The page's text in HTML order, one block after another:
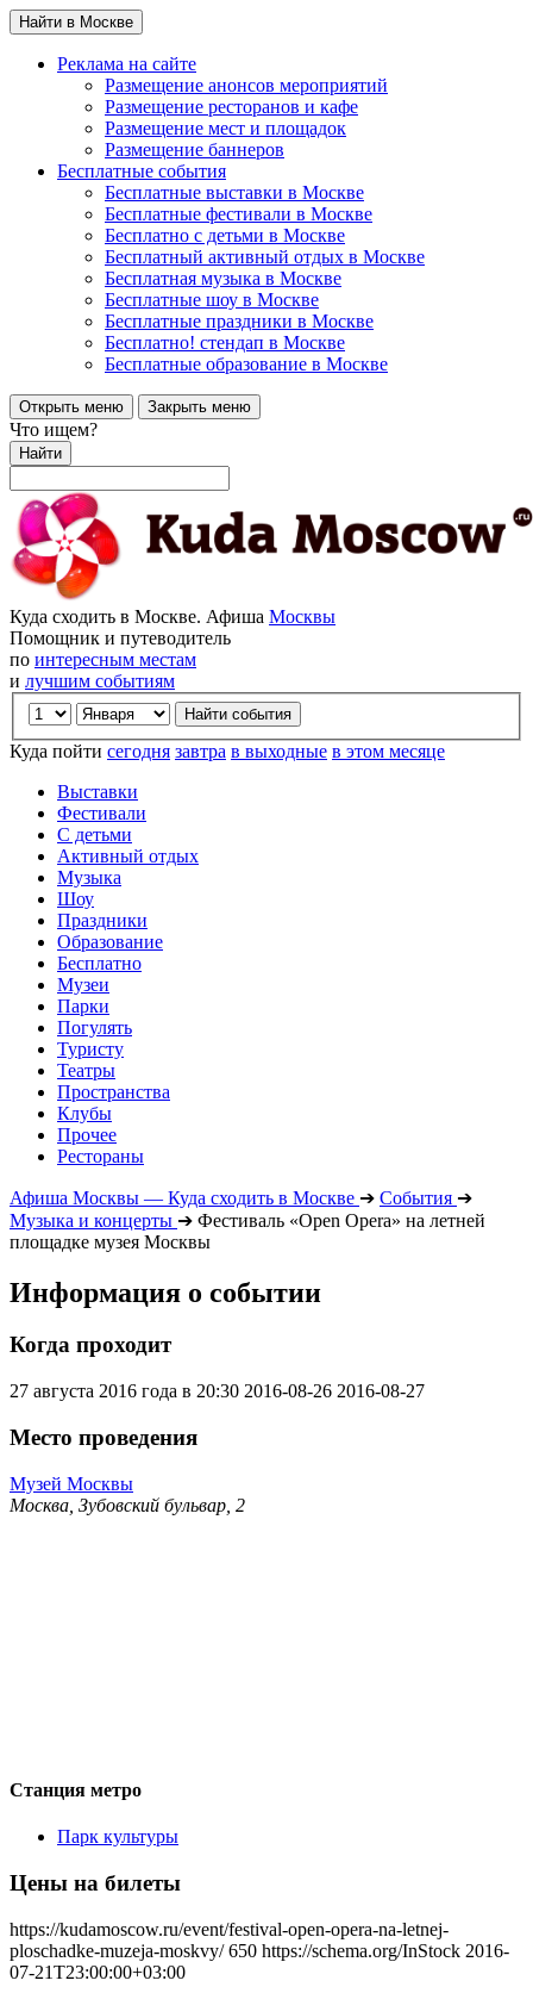
Найти в Москве
Реклама на сайте
Размещение анонсов мероприятий
Размещение ресторанов и кафе
Размещение мест и площадок
Размещение баннеров
Бесплатные события
Бесплатные выставки в Москве
Бесплатные фестивали в Москве
Бесплатно с детьми в Москве
Бесплатный активный отдых в Москве
Бесплатная музыка в Москве
Бесплатные шоу в Москве
Бесплатные праздники в Москве
Бесплатно! стендап в Москве
Бесплатные образование в Москве
Открыть меню Закрыть меню
Что ищем?
Найти
Куда сходить в Москве. Афиша Москвы
Помощник и путеводитель
по интересным местам
и лучшим событиям
Куда пойти сегодня завтра в выходные в этом месяце
Выставки
Фестивали
С детьми
Активный отдых
Музыка
Шоу
Праздники
Образование
Бесплатно
Музеи
Парки
Погулять
Туристу
Театры
Пространства
Клубы
Прочее
Рестораны
Афиша Москвы — Куда сходить в Москве ➔ События ➔
Музыка и концерты ➔ Фестиваль «Open Opera» на летней
площадке музея Москвы
Информация о событии
Когда проходит
27 августа 2016 года в 20:30 2016-08-26 2016-08-27
Место проведения
Музей Москвы
Москва, Зубовский бульвар, 2
Станция метро
Парк культуры
Цены на билеты
https://kudamoscow.ru/event/festival-open-opera-na-letnej-
ploschadke-muzeja-moskvy/ 650 https://schema.org/InStock 2016-
07-21T23:00:00+03:00